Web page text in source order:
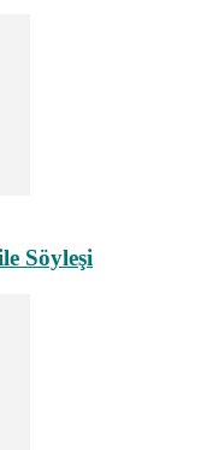
Söyleşi